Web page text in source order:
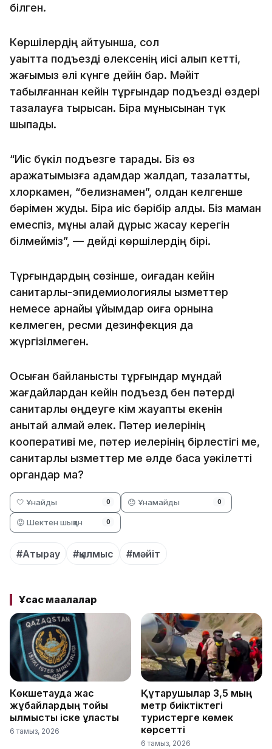
білген.
Көршілердің айтуынша, сол
уақытта подъезді өлексенің иісі алып кетті,
жағымыз әлі күнге дейін бар. Мәйіт
табылғаннан кейін тұрғындар подъезді өздері
тазалауға тырысқан. Бірақ мұнысынан түк
шықпады.
“Иіс бүкіл подъезге тарады. Біз өз
қаражатымызға адамдар жалдап, тазалаттық,
хлоркамен, “белизнамен”, қолдан келгенше
бәрімен жудық. Бірақ иіс бәрібір қалды. Біз маман
емеспіз, мұны қалай дұрыс жасау керегін
білмейміз”, — дейді көршілердің бірі.
Тұрғындардың сөзінше, оқиғадан кейін
санитарлық-эпидемиологиялық қызметтер
немесе арнайы ұйымдар оқиға орнына
келмеген, ресми дезинфекция да
жүргізілмеген.
Осыған байланысты тұрғындар мұндай
жағдайлардан кейін подъезд бен пәтерді
санитарлық өңдеуге кім жауапты екенін
анықтай алмай әлек. Пәтер иелерінің
кооперативі ме, пәтер иелерінің бірлестігі ме,
санитарлық қызметтер ме әлде басқа уәкілетті
органдар ма?
🤍 Ұнайды 0 😞 Ұнамайды 0
😡 Шектен шыққан 0
#Атырау #қылмыс #мәйіт
Ұқсас мақалалар
Көкшетауда жас
жұбайлардың тойы
қылмыстық іске ұласты
6 тамыз, 2026
Құтқарушылар 3,5 мың
метр биіктіктегі
туристерге көмек
көрсетті
6 тамыз, 2026